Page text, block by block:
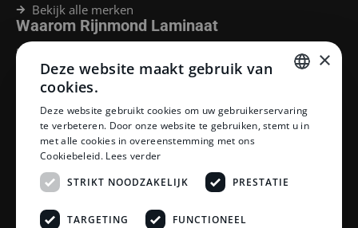
Bekijk alle merken
Waarom Rijnmond Laminaat
Legservice
Laminaat Capelle aan den Ijssel
Laminaat voor vloerverwarming
Klantenservice
Betaalmethoden
Openingstijden showroom
Afhalen en bezorgen
Retourprocedure
Veelgestelde vragen
Legservice
DUTCH
×
Deze website maakt gebruik van
cookies.
Deze website gebruikt cookies om uw gebruikerservaring
te verbeteren. Door onze website te gebruiken, stemt u in
met alle cookies in overeenstemming met ons
Cookiebeleid. Lees verder
STRIKT NOODZAKELIJK
PRESTATIE
TARGETING FUNCTIONEEL